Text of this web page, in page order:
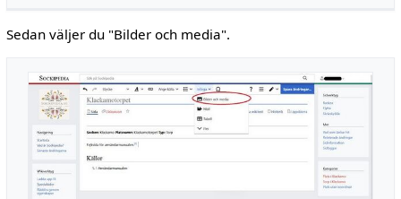
Sedan väljer du "Bilder och media".